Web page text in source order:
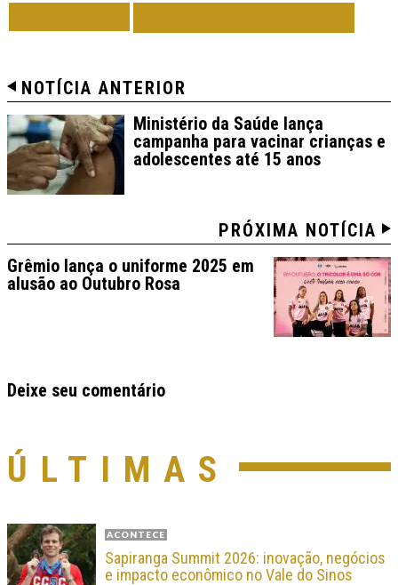
NOTÍCIA ANTERIOR
Ministério da Saúde lança
campanha para vacinar crianças e
adolescentes até 15 anos
PRÓXIMA NOTÍCIA
Grêmio lança o uniforme 2025 em
alusão ao Outubro Rosa
Deixe seu comentário
ÚLTIMAS
ACONTECE
Sapiranga Summit 2026: inovação, negócios
e impacto econômico no Vale do Sinos